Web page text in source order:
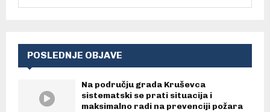
POSLEDNJE OBJAVE
Na području grada Kruševca
sistematski se prati situacija i
maksimalno radi na prevenciji požara